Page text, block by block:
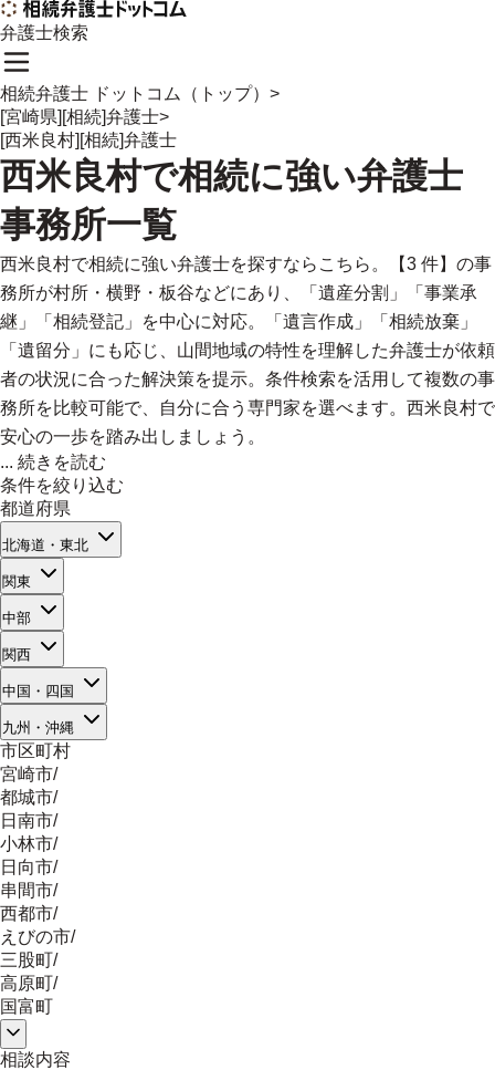
弁護士検索
相続弁護士 ドットコム（トップ） >
[宮崎県][相続]弁護士>
[西米良村][相続]弁護士
西米良村で相続に強い弁護士
事務所一覧
西米良村で相続に強い弁護士を探すならこちら。【3 件】の事
務所が村所・横野・板谷などにあり、「遺産分割」「事業承
継」「相続登記」を中心に対応。「遺言作成」「相続放棄」
「遺留分」にも応じ、山間地域の特性を理解した弁護士が依頼
者の状況に合った解決策を提示。条件検索を活用して複数の事
務所を比較可能で、自分に合う専門家を選べます。西米良村で
安心の一歩を踏み出しましょう。
... 続きを読む
条件を絞り込む
都道府県
北海道・東北
関東
中部
関西
中国・四国
九州・沖縄
市区町村
宮崎市/
都城市/
日南市/
小林市/
日向市/
串間市/
西都市/
えびの市/
三股町/
高原町/
国富町
相談内容